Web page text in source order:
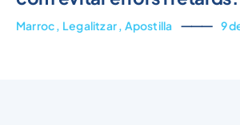
Marroc, Legalitzar, Apostilla ⸻ 9